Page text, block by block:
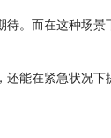
。而在这种场景
能在紧急状况下